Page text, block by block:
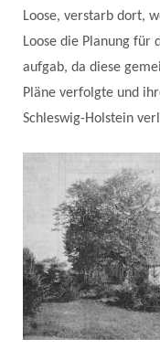
Loose, verstarb dort,
Loose die Planung für
aufgab, da diese
Pläne verfolgte und
Schleswig-Holstein